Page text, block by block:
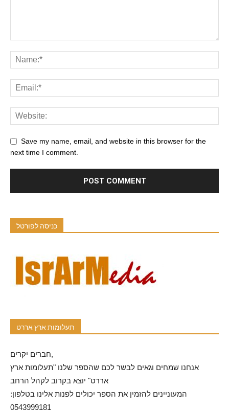
Save my name, email, and website in this browser for the
next time I comment.
כניסה לפורטל
תעלומות ארץ אררט
חברים יקרים,
אנחנו שמחים וגאים לבשר לכם שהספר שלנו "תעלומות ארץ
אררט" יוצא בקרוב לקהל הרחב
המעוניינים להזמין את הספר יכולים לפנות אלינו בטלפון:
0543999181